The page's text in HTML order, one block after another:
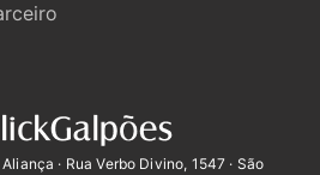
· Rua Verbo Divino, 1547 · São